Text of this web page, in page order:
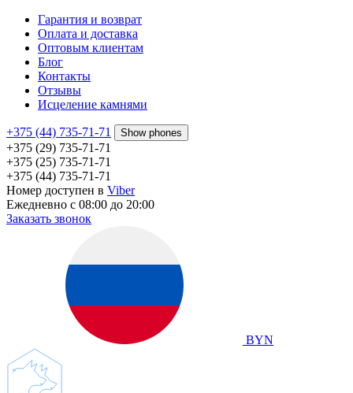
Гарантия и возврат
Оплата и доставка
Оптовым клиентам
Блог
Контакты
Отзывы
Исцеление камнями
+375 (44) 735-71-71 Show phones
+375 (29) 735-71-71
+375 (25) 735-71-71
+375 (44) 735-71-71
Номер доступен в Viber
Ежедневно с 08:00 до 20:00
Заказать звонок
BYN